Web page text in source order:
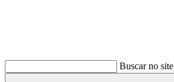
Buscar no site